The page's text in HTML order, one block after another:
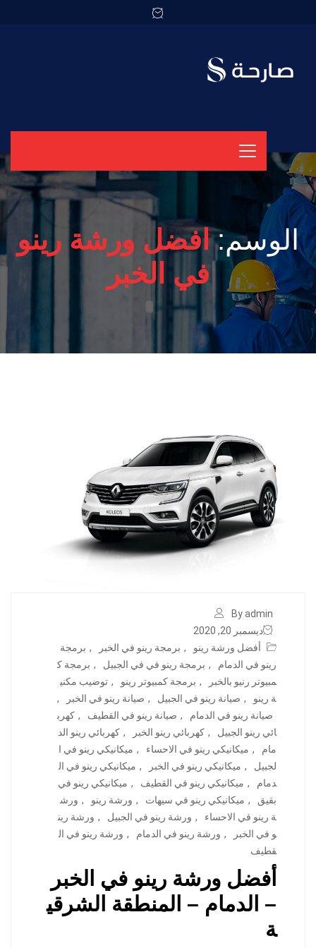
الوسم:افضل ورشة رينو
في الخبر
By admin
ديسمبر 20, 2020
أفضل ورشة رينو
, برمجة رينو في الخبر , برمجة
رينو في الدمام
, برمجة رينو في في الجبيل , برمجة ك
مبيوتر رنيو بالخبر
, برمجة كمبيوتر رينو , توضيب مكني
ة رينو
, صيانة رينو في الجبيل , صيانة رينو في الخبر
,
صيانة رينو في الدمام
, صيانة رينو في القطيف , كهرب
ائي رينو الجبيل
, كهربائي رينو الخبر , كهربائي رينو الد
مام
, ميكانيكي رينو في الاحساء , ميكانيكي رينو في ا
لجبيل
, ميكانيكي رينو في الخبر , ميكانيكي رينو في ال
دمام
, ميكانيكي رينو في القطيف , ميكانيكي رينو في
بقيق
, ميكانيكي رينو في سيهات , ورشة رينو , ورش
ة رينو في الاحساء
, ورشة رينو في الجبيل , ورشة رين
و في الخبر
, ورشة رينو في الدمام , ورشة رينو في ال
قطيف
أفضل ورشة رينو في الخبر
– الدمام – المنطقة الشرقي
ة